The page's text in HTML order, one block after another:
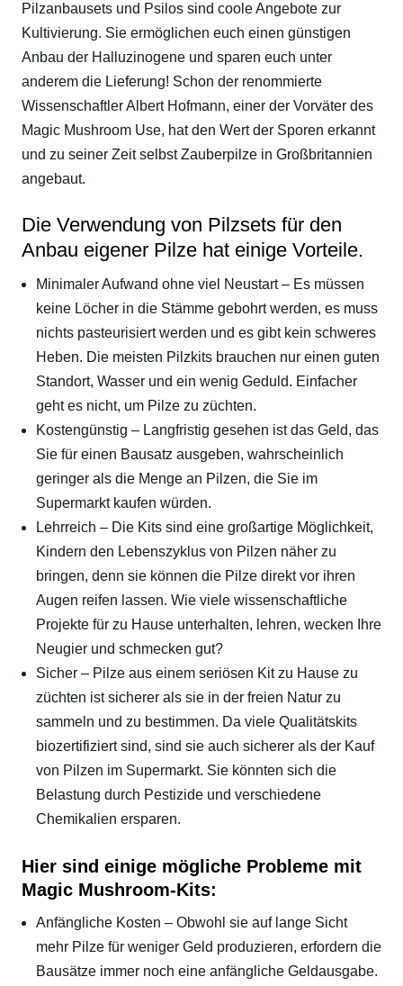
Pilzanbausets und Psilos sind coole Angebote zur
Kultivierung. Sie ermöglichen euch einen günstigen
Anbau der Halluzinogene und sparen euch unter
anderem die Lieferung! Schon der renommierte
Wissenschaftler Albert Hofmann, einer der Vorväter des
Magic Mushroom Use, hat den Wert der Sporen erkannt
und zu seiner Zeit selbst Zauberpilze in Großbritannien
angebaut.
Die Verwendung von Pilzsets für den
Anbau eigener Pilze hat einige Vorteile.
Minimaler Aufwand ohne viel Neustart – Es müssen
keine Löcher in die Stämme gebohrt werden, es muss
nichts pasteurisiert werden und es gibt kein schweres
Heben. Die meisten Pilzkits brauchen nur einen guten
Standort, Wasser und ein wenig Geduld. Einfacher
geht es nicht, um Pilze zu züchten.
Kostengünstig – Langfristig gesehen ist das Geld, das
Sie für einen Bausatz ausgeben, wahrscheinlich
geringer als die Menge an Pilzen, die Sie im
Supermarkt kaufen würden.
Lehrreich – Die Kits sind eine großartige Möglichkeit,
Kindern den Lebenszyklus von Pilzen näher zu
bringen, denn sie können die Pilze direkt vor ihren
Augen reifen lassen. Wie viele wissenschaftliche
Projekte für zu Hause unterhalten, lehren, wecken Ihre
Neugier und schmecken gut?
Sicher – Pilze aus einem seriösen Kit zu Hause zu
züchten ist sicherer als sie in der freien Natur zu
sammeln und zu bestimmen. Da viele Qualitätskits
biozertifiziert sind, sind sie auch sicherer als der Kauf
von Pilzen im Supermarkt. Sie könnten sich die
Belastung durch Pestizide und verschiedene
Chemikalien ersparen.
Hier sind einige mögliche Probleme mit
Magic Mushroom-Kits:
Anfängliche Kosten – Obwohl sie auf lange Sicht
mehr Pilze für weniger Geld produzieren, erfordern die
Bausätze immer noch eine anfängliche Geldausgabe.